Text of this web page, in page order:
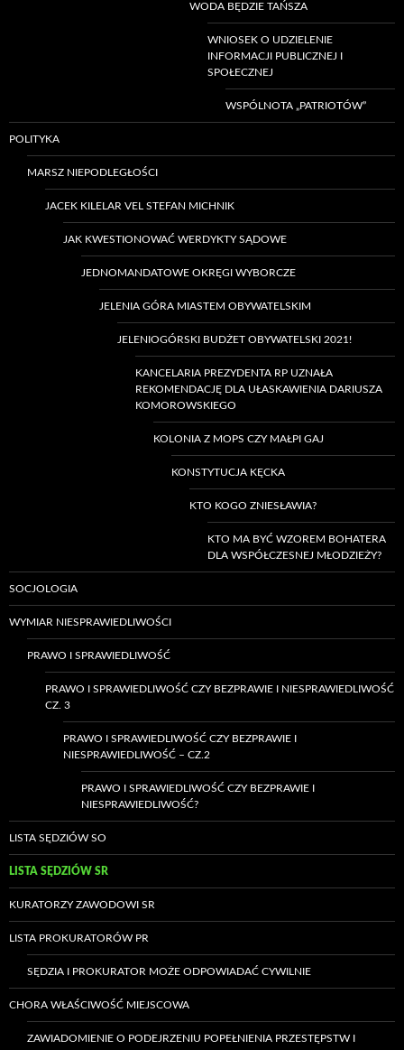
WODA BĘDZIE TAŃSZA
WNIOSEK O UDZIELENIE
INFORMACJI PUBLICZNEJ I
SPOŁECZNEJ
WSPÓLNOTA „PATRIOTÓW”
POLITYKA
MARSZ NIEPODLEGŁOŚCI
JACEK KILELAR VEL STEFAN MICHNIK
JAK KWESTIONOWAĆ WERDYKTY SĄDOWE
JEDNOMANDATOWE OKRĘGI WYBORCZE
JELENIA GÓRA MIASTEM OBYWATELSKIM
JELENIOGÓRSKI BUDŻET OBYWATELSKI 2021!
KANCELARIA PREZYDENTA RP UZNAŁA
REKOMENDACJĘ DLA UŁASKAWIENIA DARIUSZA
KOMOROWSKIEGO
KOLONIA Z MOPS CZY MAŁPI GAJ
KONSTYTUCJA KĘCKA
KTO KOGO ZNIESŁAWIA?
KTO MA BYĆ WZOREM BOHATERA
DLA WSPÓŁCZESNEJ MŁODZIEŻY?
SOCJOLOGIA
WYMIAR NIESPRAWIEDLIWOŚCI
PRAWO I SPRAWIEDLIWOŚĆ
PRAWO I SPRAWIEDLIWOŚĆ CZY BEZPRAWIE I NIESPRAWIEDLIWOŚĆ
CZ. 3
PRAWO I SPRAWIEDLIWOŚĆ CZY BEZPRAWIE I
NIESPRAWIEDLIWOŚĆ – CZ.2
PRAWO I SPRAWIEDLIWOŚĆ CZY BEZPRAWIE I
NIESPRAWIEDLIWOŚĆ?
LISTA SĘDZIÓW SO
LISTA SĘDZIÓW SR
KURATORZY ZAWODOWI SR
LISTA PROKURATORÓW PR
SĘDZIA I PROKURATOR MOŻE ODPOWIADAĆ CYWILNIE
CHORA WŁAŚCIWOŚĆ MIEJSCOWA
ZAWIADOMIENIE O PODEJRZENIU POPEŁNIENIA PRZESTĘPSTW I